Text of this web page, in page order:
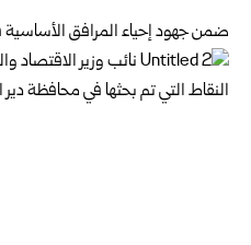
ضمن جهود إحياء المرافق الأساسية